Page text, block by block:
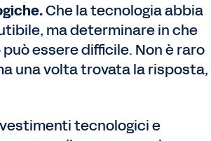
Che la tecnologia abbia
ma determinare in che
essere difficile. Non è raro
una volta trovata la risposta,
tecnologici e